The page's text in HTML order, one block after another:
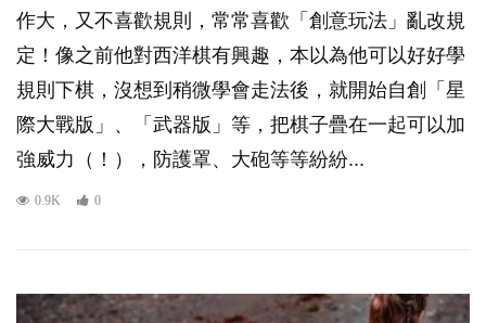
作大，又不喜歡規則，常常喜歡「創意玩法」亂改規
定！像之前他對西洋棋有興趣，本以為他可以好好學
規則下棋，沒想到稍微學會走法後，就開始自創「星
際大戰版」、「武器版」等，把棋子疊在一起可以加
強威力（！），防護罩、大砲等等紛紛...
0.9K 0